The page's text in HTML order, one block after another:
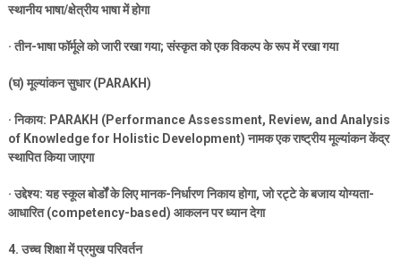
स्थानीय भाषा/क्षेत्रीय भाषा में होगा
·तीन-भाषा फॉर्मूले को जारी रखा गया;संस्कृत को एक विकल्प के रूप में रखा गया
(घ) मूल्यांकन सुधार (PARAKH)
·निकाय: PARAKH (Performance Assessment, Review, and Analysis
of Knowledge for Holistic Development)नामक एक राष्ट्रीय मूल्यांकन केंद्र
स्थापित किया जाएगा
·उद्देश्य: यह स्कूल बोर्डों के लिए मानक-निर्धारण निकाय होगा,जो रट्टे के बजाय योग्यता-
आधारित (competency-based) आकलन पर ध्यान देगा
4.उच्च शिक्षा में प्रमुख परिवर्तन